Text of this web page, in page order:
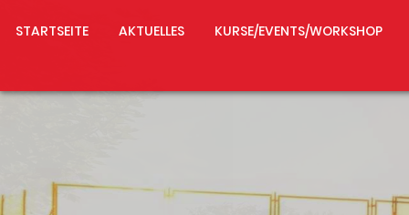
STARTSEITE AKTUELLES KURSE/EVENTS/WORKSHOP